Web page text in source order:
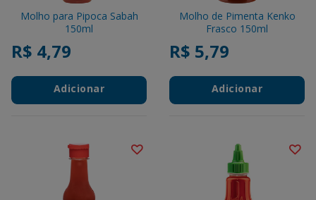
Molho para Pipoca Sabah
150ml
R$ 4,79
Adicionar
Molho de Pimenta Kenko
Frasco 150ml
R$ 5,79
Adicionar